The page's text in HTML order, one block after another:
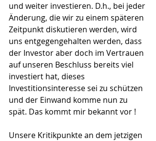
und weiter investieren. D.h., bei jeder
Änderung, die wir zu einem späteren
Zeitpunkt diskutieren werden, wird
uns entgegengehalten werden, dass
der Investor aber doch im Vertrauen
auf unseren Beschluss bereits viel
investiert hat, dieses
Investitionsinteresse sei zu schützen
und der Einwand komme nun zu
spät. Das kommt mir bekannt vor !
Unsere Kritikpunkte an dem jetzigen